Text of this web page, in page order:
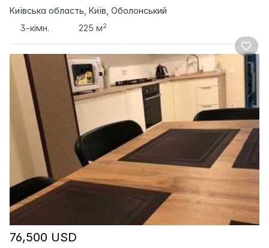
Київська область, Київ, Оболонський
3-кімн.
225 м2
76,500 USD